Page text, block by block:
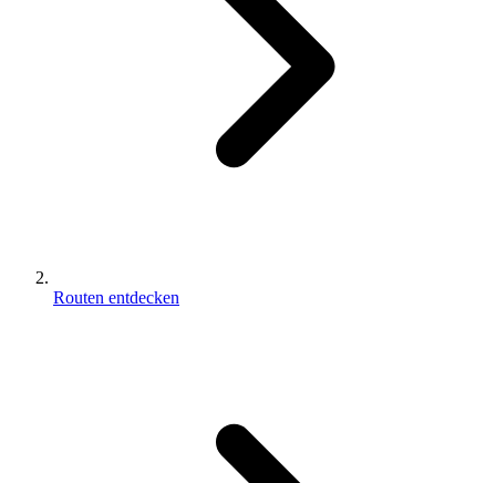
Routen entdecken